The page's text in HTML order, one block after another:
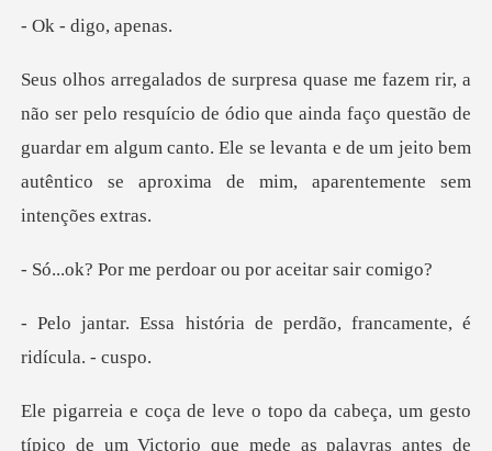
digo,
o de ódio que ainda faço questão de
guardar em algum canto. Ele se levanta e d
perdoar ou por a
ória de perdão, francame
cabeça, um gesto
típico de um Victorio